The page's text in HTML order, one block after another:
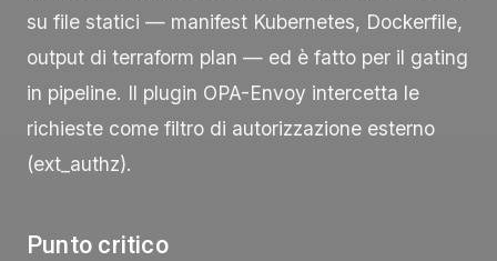
su file statici — manifest Kubernetes, Dockerfile,
output di terraform plan — ed è fatto per il gating
in pipeline. Il plugin OPA-Envoy intercetta le
richieste come filtro di autorizzazione esterno
(ext_authz).
Punto critico